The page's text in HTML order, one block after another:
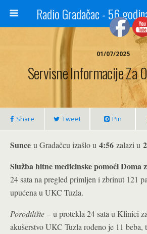
01/07/2025
Servisne Informacije Za
Share Tweet Pin
Sunce u Gradačcu izašlo u 4:56 zalazi u
Služba hitne medicinske pomoći Doma
24 sata na pregled primljen i zbrinut 121
upućena u UKC Tuzla.
Porodilište – u protekla 24 sata u Klinici
akušerstvo UKC Tuzla rođeno je 11 beba,